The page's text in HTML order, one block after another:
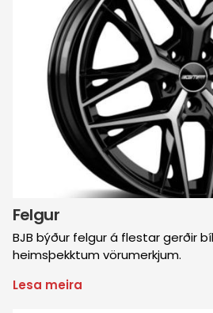
Felgur
BJB býður felgur á flestar gerðir
heimsþekktum vörumerkjum.
Lesa meira